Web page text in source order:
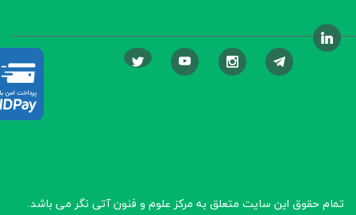
تمام حقوق این سایت متعلق به مرکز علوم و فنون آتی نگر می باشد.